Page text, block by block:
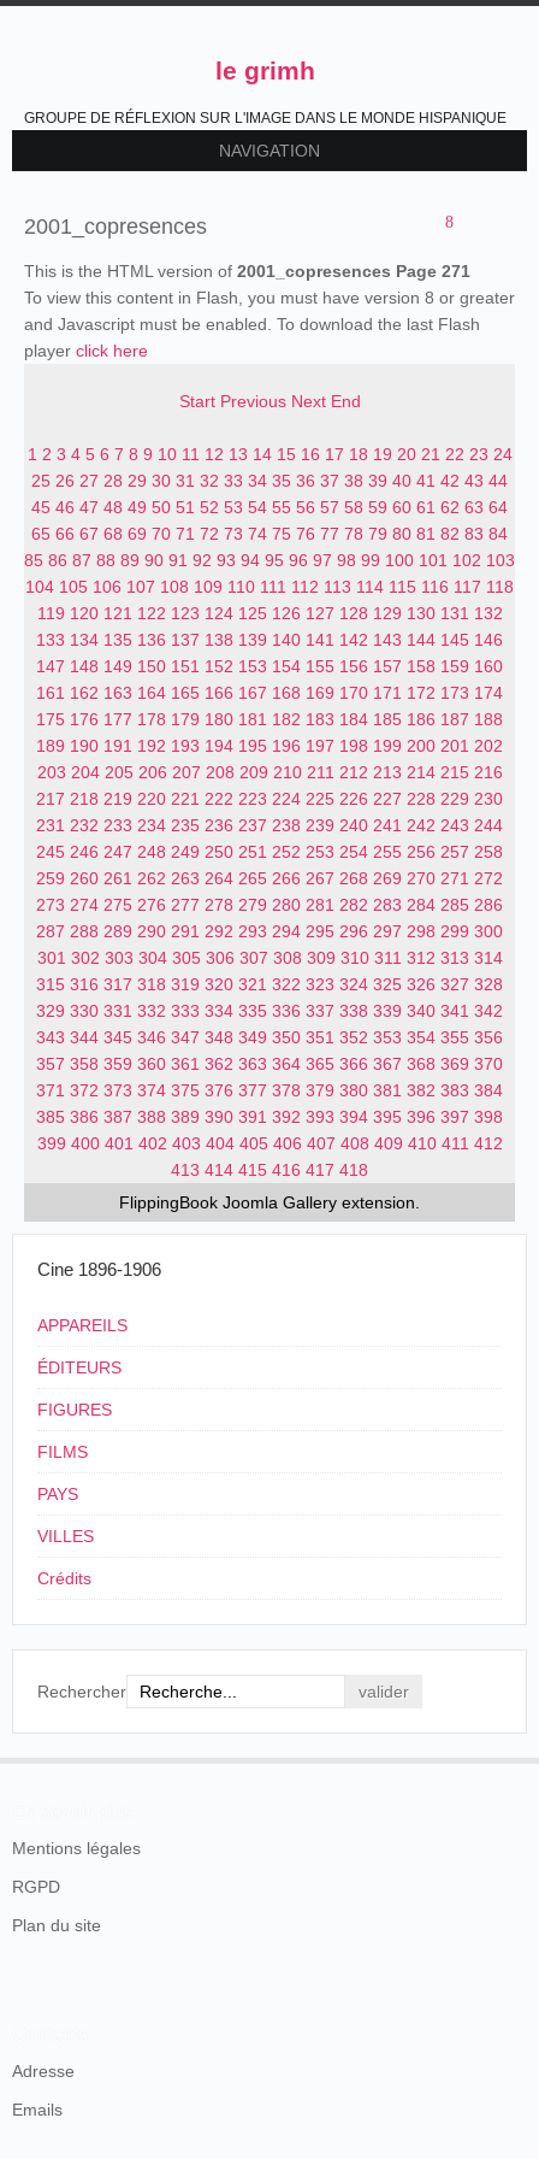
le grimh
GROUPE DE RÉFLEXION SUR L'IMAGE DANS LE MONDE HISPANIQUE
NAVIGATION
2001_copresences
This is the HTML version of 2001_copresences Page 271
To view this content in Flash, you must have version 8 or greater
and Javascript must be enabled. To download the last Flash
player click here
Start Previous Next End
1 2 3 4 5 6 7 8 9 10 11 12 13 14 15 16 17 18 19 20 21 22 23 24
25 26 27 28 29 30 31 32 33 34 35 36 37 38 39 40 41 42 43 44
45 46 47 48 49 50 51 52 53 54 55 56 57 58 59 60 61 62 63 64
65 66 67 68 69 70 71 72 73 74 75 76 77 78 79 80 81 82 83 84
85 86 87 88 89 90 91 92 93 94 95 96 97 98 99 100 101 102 103
104 105 106 107 108 109 110 111 112 113 114 115 116 117 118
119 120 121 122 123 124 125 126 127 128 129 130 131 132
133 134 135 136 137 138 139 140 141 142 143 144 145 146
147 148 149 150 151 152 153 154 155 156 157 158 159 160
161 162 163 164 165 166 167 168 169 170 171 172 173 174
175 176 177 178 179 180 181 182 183 184 185 186 187 188
189 190 191 192 193 194 195 196 197 198 199 200 201 202
203 204 205 206 207 208 209 210 211 212 213 214 215 216
217 218 219 220 221 222 223 224 225 226 227 228 229 230
231 232 233 234 235 236 237 238 239 240 241 242 243 244
245 246 247 248 249 250 251 252 253 254 255 256 257 258
259 260 261 262 263 264 265 266 267 268 269 270 271 272
273 274 275 276 277 278 279 280 281 282 283 284 285 286
287 288 289 290 291 292 293 294 295 296 297 298 299 300
301 302 303 304 305 306 307 308 309 310 311 312 313 314
315 316 317 318 319 320 321 322 323 324 325 326 327 328
329 330 331 332 333 334 335 336 337 338 339 340 341 342
343 344 345 346 347 348 349 350 351 352 353 354 355 356
357 358 359 360 361 362 363 364 365 366 367 368 369 370
371 372 373 374 375 376 377 378 379 380 381 382 383 384
385 386 387 388 389 390 391 392 393 394 395 396 397 398
399 400 401 402 403 404 405 406 407 408 409 410 411 412
413 414 415 416 417 418
FlippingBook Joomla Gallery extension.
Cine 1896-1906
APPAREILS
ÉDITEURS
FIGURES
FILMS
PAYS
VILLES
Crédits
Rechercher
Mentions légales
RGPD
Plan du site
Adresse
Emails